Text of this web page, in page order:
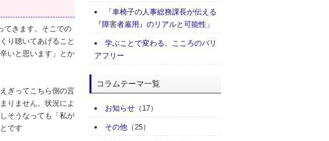
てきます。そこでの
り聴いてあげること
いと思います」とか
ぎってこちら側の言
りません。状況によ
そうなっても「私が
です
「車椅子の人事総務課長が伝える
『障害者雇用』のリアルと可能性」
学ぶことで変わる、こころのバリ
アフリー
コラムテーマ一覧
お知らせ （17）
その他 （25）